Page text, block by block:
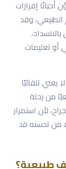
أحيانًا إفرازات
الطبيعي، وقد
أو تعليمات
يعني تلقائيًا
من رحلة
لأن استمرار
من تحسنه قد
طبيعية؟